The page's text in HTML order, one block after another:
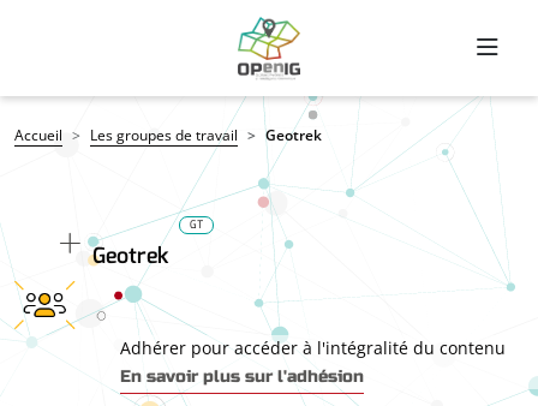
Fil d'Ariane
Accueil Les groupes de travail Geotrek
Geotrek
GT
Adhérer pour accéder à l'intégralité du contenu
En savoir plus sur l'adhésion